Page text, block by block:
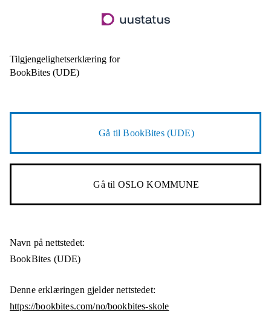
til
Tilgjengelighetserklæring for
BookBites (UDE)
Gå tilBookBites (UDE)
Gå til OSLO KOMMUNE
Navn på nettstedet:
BookBites (UDE)
Denne erklæringen gjelder nettstedet:
https://bookbites.com/no/bookbites-skole